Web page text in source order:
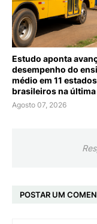
Estudo aponta
desempenho do
médio em 11 estados
brasileiros na última
Agosto 07, 2026
POSTAR UM